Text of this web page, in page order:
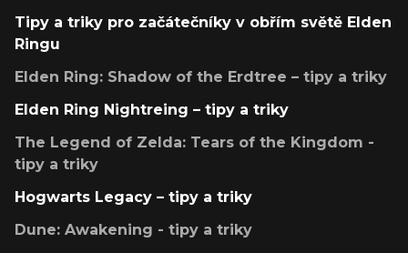
Tipy a triky pro začátečníky v obřím světě Elden
Ringu
Elden Ring: Shadow of the Erdtree – tipy a triky
Elden Ring Nightreing – tipy a triky
The Legend of Zelda: Tears of the Kingdom -
tipy a triky
Hogwarts Legacy – tipy a triky
Dune: Awakening - tipy a triky